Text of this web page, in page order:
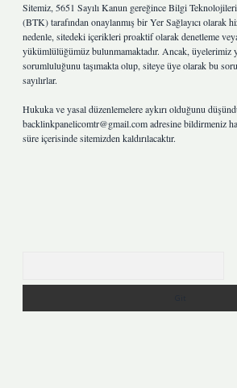
Sitemiz, 5651 Sayılı Kanun gereğince Bilgi
(BTK) tarafından onaylanmış bir Yer Sağlayıcı olarak
nedenle, sitedeki içerikleri proaktif olarak denetleme
yükümlülüğümüz bulunmamaktadır. Ancak, üyelerimiz
sorumluluğunu taşımakta olup, siteye üye olarak bu
sayılırlar.
Hukuka ve yasal düzenlemelere aykırı olduğunu
backlinkpanelicomtr@gmail.comadresine bildirmeniz
süre içerisinde sitemizden kaldırılacaktır.